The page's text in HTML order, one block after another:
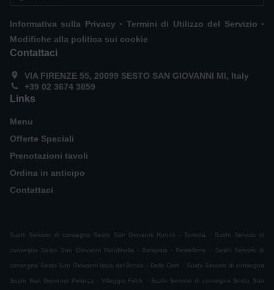
Informativa sulla Privacy . Termini di Utilizzo del Servizio .
Modifiche alla politica sui cookie
Contattaci
VIA FIRENZE 55, 20099 SESTO SAN GIOVANNI MI, Italy
+39 02 3674 3859
Links
Menu
Offerte Speciali
Prenotazioni tavoli
Ordina in anticipo
Contattaci
Sushi Servizio di consegna Sesto San Giovanni Rondò - Torretta . Sushi Servizio di
consegna Sesto San Giovanni Rondinella - Baraggia - Restellone . Sushi Servizio di
consegna Sesto San Giovanni Isola del Bosco - Delle Corti . Sushi Servizio di consegna
Sesto San Giovanni Pelucca - Villaggio Falck . Sushi Servizio di consegna Sesto San